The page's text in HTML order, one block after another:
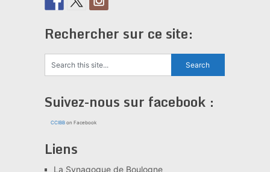
Rechercher sur ce site:
Suivez-nous sur facebook :
CCIBBon Facebook
Liens
La Synagogue de Boulogne